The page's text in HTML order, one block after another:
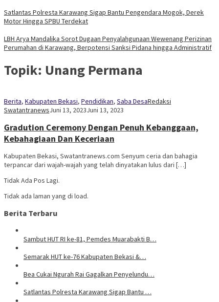
Satlantas Polresta Karawang Sigap Bantu Pengendara Mogok, Derek
Motor Hingga SPBU Terdekat
LBH Arya Mandalika Sorot Dugaan Penyalahgunaan Wewenang Perizinan
Perumahan di Karawang, Berpotensi Sanksi Pidana hingga Administratif
Topik: Unang Permana
Berita, Kabupaten Bekasi, Pendidikan, Saba DesaRedaksi
SwatantranewsJuni 13, 2023Juni 13, 2023
Gradution Ceremony Dengan Penuh Kebanggaan,
Kebahagiaan Dan Keceriaan
Kabupaten Bekasi, Swatantranews.com Senyum ceria dan bahagia
terpancar dari wajah-wajah yang telah dinyatakan lulus dari […]
Tidak Ada Pos Lagi.
Tidak ada laman yang di load.
Berita Terbaru
Sambut HUT RI ke-81, Pemdes Muarabakti B…
Semarak HUT ke-76 Kabupaten Bekasi &…
Bea Cukai Ngurah Rai Gagalkan Penyelundu…
Satlantas Polresta Karawang Sigap Bantu …